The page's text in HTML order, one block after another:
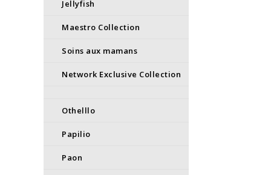
Jellyfish
Maestro Collection
Soins aux mamans
Network Exclusive Collection
Othelllo
Papilio
Paon